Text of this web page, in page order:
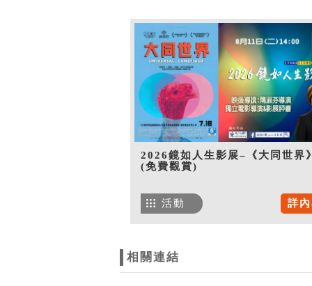
2026鏡如人生影展–《大同世界
(免費觀賞)
詳
活動
相關連結